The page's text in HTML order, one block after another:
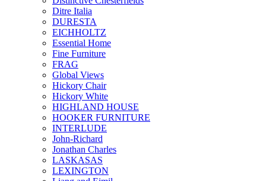
Ditre Italia
DURESTA
EICHHOLTZ
Essential Home
Fine Furniture
FRAG
Global Views
Hickory Chair
Hickory White
HIGHLAND HOUSE
HOOKER FURNITURE
INTERLUDE
John-Richard
Jonathan Charles
LASKASAS
LEXINGTON